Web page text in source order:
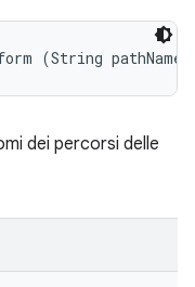
(String pathName)
dei percorsi delle